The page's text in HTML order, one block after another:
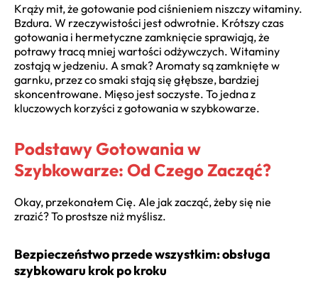
Krąży mit, że gotowanie pod ciśnieniem niszczy witaminy.
Bzdura. W rzeczywistości jest odwrotnie. Krótszy czas
gotowania i hermetyczne zamknięcie sprawiają, że
potrawy tracą mniej wartości odżywczych. Witaminy
zostają w jedzeniu. A smak? Aromaty są zamknięte w
garnku, przez co smaki stają się głębsze, bardziej
skoncentrowane. Mięso jest soczyste. To jedna z
kluczowych korzyści z gotowania w szybkowarze.
Podstawy Gotowania w
Szybkowarze: Od Czego Zacząć?
Okay, przekonałem Cię. Ale jak zacząć, żeby się nie
zrazić? To prostsze niż myślisz.
Bezpieczeństwo przede wszystkim: obsługa
szybkowaru krok po kroku